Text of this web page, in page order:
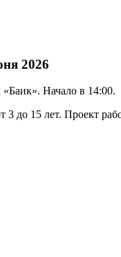
2026
«Баик». Начало в 14:00.
до 15 лет. Проект